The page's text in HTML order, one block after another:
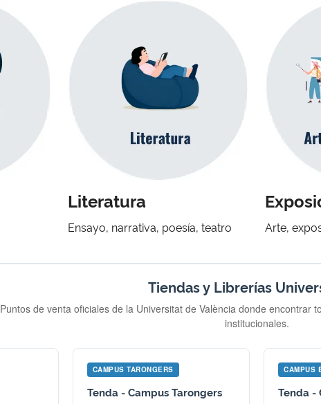
Literatura
Ensayo, narrativa, poesía, teatro Arte,
Tiendas y Librerías
Puntos de venta oficiales de la Universitat de València donde encontrar
institucionales.
CAMPUS TARONGERS
Tenda - Campus Tarongers
CAMPUS
Tenda -